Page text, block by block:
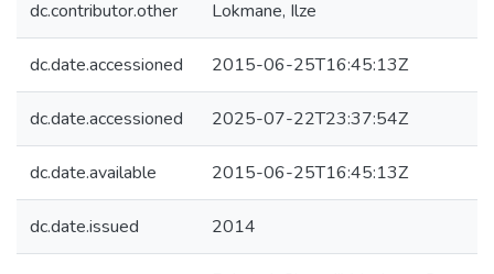
dc.contributor.other Lokmane, Ilze
dc.date.accessioned 2015-06-25T16:45:13Z
dc.date.accessioned 2025-07-22T23:37:54Z
dc.date.available 2015-06-25T16:45:13Z
dc.date.issued 2014